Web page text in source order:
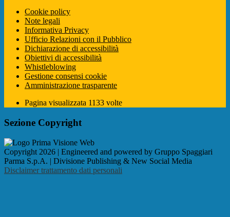
Cookie policy
Note legali
Informativa Privacy
Ufficio Relazioni con il Pubblico
Dichiarazione di accessibilità
Obiettivi di accessibilità
Whistleblowing
Gestione consensi cookie
Amministrazione trasparente
Pagina visualizzata 1133 volte
Sezione Copyright
Copyright 2026 | Engineered and powered by Gruppo Spaggiari
Parma S.p.A. | Divisione Publishing & New Social Media
Disclaimer trattamento dati personali